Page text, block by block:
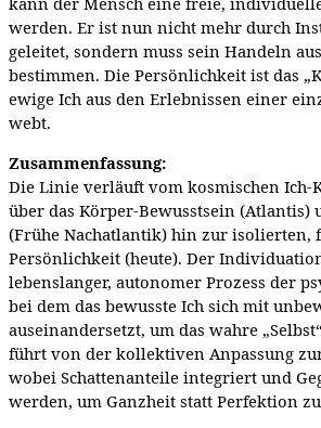
werden. Er ist nun nicht mehr durch
geleitet, sondern muss sein Handeln
bestimmen. Die Persönlichkeit ist das
ewige Ich aus den Erlebnissen einer
webt.
Zusammenfassung:
Die Linie verläuft vom kosmischen Ich-
über das Körper-Bewusstsein (Atlantis)
(Frühe Nachatlantik) hin zur isolierten,
Persönlichkeit (heute). Der
lebenslanger, autonomer Prozess der
bei dem das bewusste Ich sich mit
auseinandersetzt, um das wahre
führt von der kollektiven Anpassung
wobei Schattenanteile integriert und
werden, um Ganzheit statt Perfektion